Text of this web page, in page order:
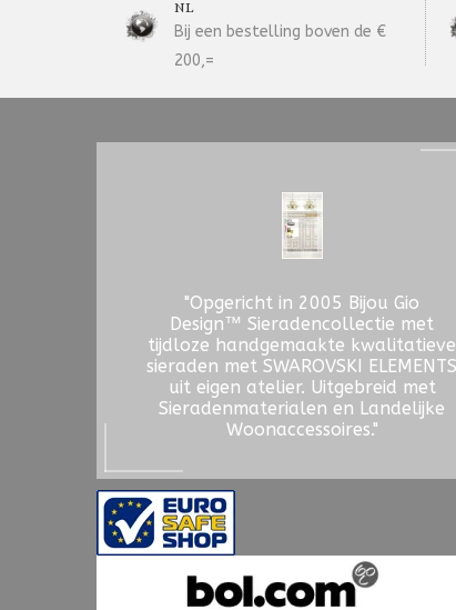
NL
Bij een bestelling boven de €
200,=
"Opgericht in 2005 Bijou Gio
Design™ Sieradencollectie met
tijdloze handgemaakte kwalitatieve
sieraden met SWAROVSKI ELEMENTS
uit eigen atelier. Uitgebreid met
Sieradenmaterialen en Landelijke
Woonaccessoires."